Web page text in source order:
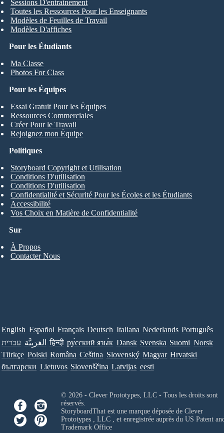
Pour les Étudiants
Ma Classe
Photos For Class
Sessions D'entrainement
Toutes les Ressources Pour les Enseignants
Modèles de Feuilles de Travail
Modèles D'affiches
Pour les Équipes
Essai Gratuit Pour les Équipes
Ressources Commerciales
Créer Pour le Travail
Rejoignez mon Équipe
Sur
À Propos
Contacter Nous
Politiques
Storyboard Copyright et Utilisation
Conditions D'utilisation
Conditions D'utilisation
Confidentialité et Sécurité Pour les Écoles et les Étudiants
Accessibilité
Vos Choix en Matière de Confidentialité
English Español Français Deutsch Italiana Nederlands Português
עברית العَرَبِيَّة हिन्दी ру́сский язы́к Dansk Svenska Suomi Norsk
Türkçe Polski Româna Ceština Slovenský Magyar Hrvatski
български Lietuvos Slovenščina Latvijas eesti
© 2026 - Clever Prototypes, LLC - Tous les droits sont
réservés.
StoryboardThat est une marque déposée de Clever
Prototypes , LLC, et enregistrée auprès du US Patent
Trademark Office